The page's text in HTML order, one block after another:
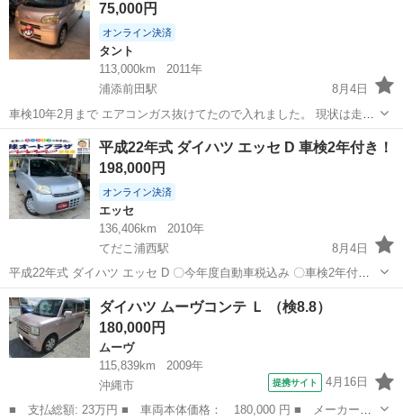
75,000円
オンライン決済
タント
113,000km
2011年
浦添前田駅
8月4日
車検10年2月まで エアコンガス抜けてたので入れました。 現状は走行
中は一応冷えてますが止まるとぬるいです。 コンプレッサー音も大き
いのでエアコンはダメと考えて下さい。 内装外装それなり。 サビ、キ
ズもありますので見て決め...
沖縄 中頭郡 浦添前田駅 タント
平成22年式 ダイハツ エッセ D 車検2年付き！
198,000円
オンライン決済
エッセ
136,406km
2010年
てだこ浦西駅
8月4日
平成22年式 ダイハツ エッセ D 〇今年度自動車税込み 〇車検2年付き
〇走行13万㎞台 〇修復歴有り 〇キーレス 〇純正オーディオ 〇パワー
ウィンドウ 詳細などお気軽にお問い合わせください！ 各...
沖縄 沖縄市 てだこ浦西駅
ダイハツ ムーヴコンテ Ｌ （検8.8）
180,000円
ムーヴ
115,839km
2009年
沖縄市
提携サイト 4月16日
■ 支払総額: 23万円 ■ 車両本体価格： 180,000 円 ■ メーカー